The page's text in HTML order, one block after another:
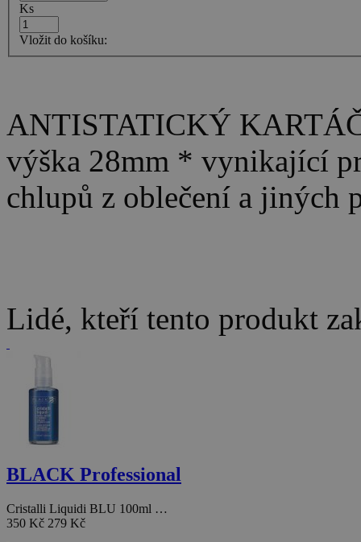
Ks
Vložit do košíku:
ANTISTATICKÝ
výška 28mm * vynikající
chlupů z oblečení a jiných
Lidé, kteří tento produkt
BLACK Professional
Cristalli Liquidi BLU 100ml …
350 Kč 279 Kč